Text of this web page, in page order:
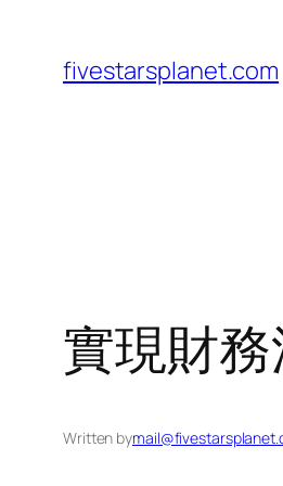
content
fivestarsplanet.com
實現財
Written by